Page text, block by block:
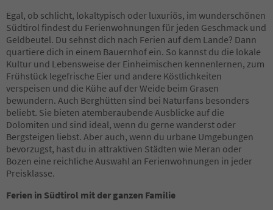
19
20
21
22
23
24
25
26
27
28
29
30
31
32
34
Egal, ob schlicht, lokaltypisch oder luxuriös, im wunderschönen
Südtirol findest du Ferienwohnungen für jeden Geschmack und
Geldbeutel. Du sehnst dich nach Ferien auf dem Lande? Dann
quartiere dich in einem Bauernhof ein. So kannst du die lokale
Kultur und Lebensweise der Einheimischen kennenlernen, zum
Frühstück legefrische Eier und andere Köstlichkeiten
verspeisen und die Kühe auf der Weide beim Grasen
bewundern. Auch Berghütten sind bei Naturfans besonders
beliebt. Sie bieten atemberaubende Ausblicke auf die
Dolomiten und sind ideal, wenn du gerne wanderst oder
Bergsteigen liebst. Aber auch, wenn du urbane Umgebungen
bevorzugst, hast du in attraktiven Städten wie Meran oder
Bozen eine reichliche Auswahl an Ferienwohnungen in jeder
Preisklasse.
Ferien in Südtirol mit der ganzen Familie